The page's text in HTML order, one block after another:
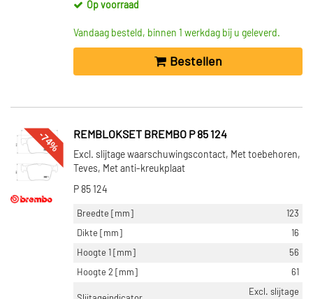
Op voorraad
Vandaag besteld, binnen 1 werkdag bij u geleverd.
Bestellen
-74% REMBLOKSET BREMBO P 85 124
Excl. slijtage waarschuwingscontact, Met toebehoren,
Teves, Met anti-kreukplaat
P 85 124
Breedte [mm]
123
Dikte [mm]
16
Hoogte 1 [mm]
56
Hoogte 2 [mm]
61
Excl. slijtage